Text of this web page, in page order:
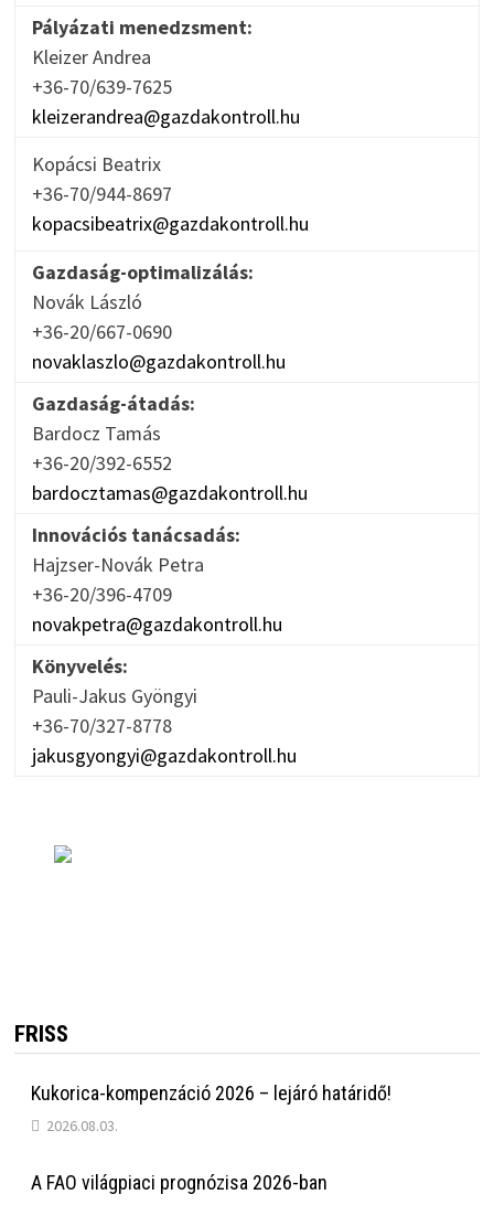
Pályázati menedzsment:
Kleizer Andrea
+36-70/639-7625
kleizerandrea@gazdakontroll.hu
Kopácsi Beatrix
+36-70/944-8697
kopacsibeatrix@gazdakontroll.hu
Gazdaság-optimalizálás:
Novák László
+36-20/667-0690
novaklaszlo@gazdakontroll.hu
Gazdaság-átadás:
Bardocz Tamás
+36-20/392-6552
bardocztamas@gazdakontroll.hu
Innovációs tanácsadás:
Hajzser-Novák Petra
+36-20/396-4709
novakpetra@gazdakontroll.hu
Könyvelés:
Pauli-Jakus Gyöngyi
+36-70/327-8778
jakusgyongyi@gazdakontroll.hu
FRISS
Kukorica-kompenzáció 2026 – lejáró határidő!
2026.08.03.
A FAO világpiaci prognózisa 2026-ban